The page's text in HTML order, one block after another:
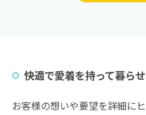
快適で愛着を持って暮ら
お客様の想いや要望を詳細に